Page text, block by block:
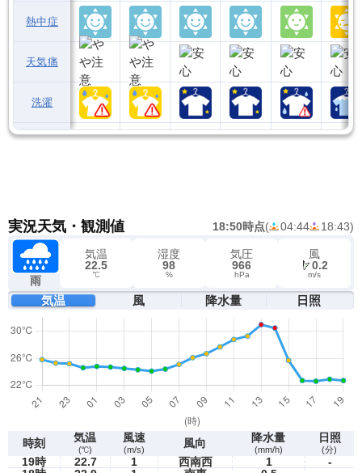
熱中症
天気痛
洗濯
実況天気・観測値 18:50時点( 04:44 18:43)
雨
気温
22.5
℃
湿度
98
%
気圧
966
hPa
風
0.2
m/s
気温 風 降水量 日照
時刻 気温
(℃)
風速
(m/s) 風向 降水量
(mm/h)
日照
(分)
19時 22.7 1 西南西 1
-